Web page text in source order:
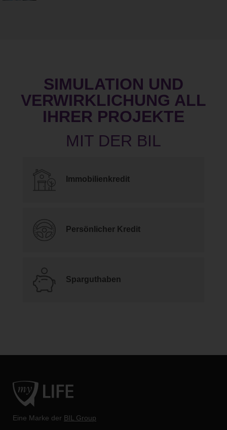
SIMULATION UND
VERWIRKLICHUNG ALL
IHRER PROJEKTE
Immobilienkredit
Persönlicher Kredit
Sparguthaben
Eine Marke der BIL Group